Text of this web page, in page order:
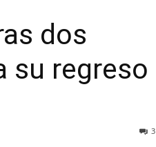
dos
su regreso
3